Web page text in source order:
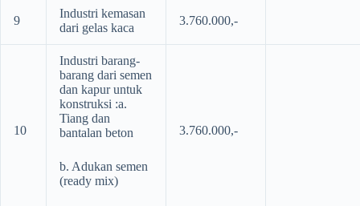
9
Industri kemasan
dari gelas kaca
3.760.000,-
10
Industri barang-
barang dari semen
dan kapur untuk
konstruksi :a.
Tiang dan
bantalan beton
b. Adukan semen
(ready mix)
3.760.000,-